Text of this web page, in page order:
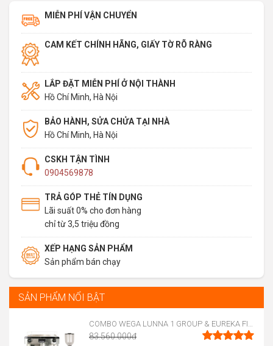
MIỄN PHÍ VẬN CHUYỂN
CAM KẾT CHÍNH HÃNG, GIẤY TỜ RÕ RÀNG
LẮP ĐẶT MIỄN PHÍ Ở NỘI THÀNH
Hồ Chí Minh, Hà Nội
BẢO HÀNH, SỬA CHỬA TẠI NHÀ
Hồ Chí Minh, Hà Nội
CSKH TẬN TÌNH
0904569878
TRẢ GÓP THẺ TÍN DỤNG
Lãi suất 0% cho đơn hàng
chỉ từ 3,5 triệu đồng
XẾP HẠNG SẢN PHẨM
Sản phẩm bán chạy
SẢN PHẨM NỔI BẬT
83.560.000đ